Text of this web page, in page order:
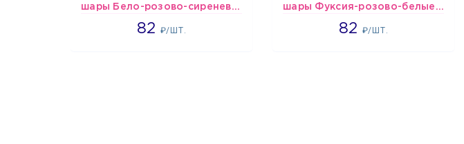
шары Бело-розово-сиреневые пастельные
82 ₽/ШТ.
1637 шары Фуксия-розово-белые пастельные
82 ₽/ШТ.
1637